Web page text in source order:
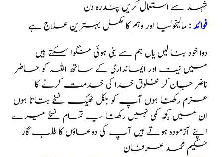
شہد سے استعمال کریں پندرہ دن
فوائد: مالیخولیا اور وہم کا مکمل بہترین علاج ہے
دوا خود بنا لیں یاں ہم سے بنی ہوئی منگوا سکتے ہیں
میں نیت اور ایمانداری کے ساتھ اللہ کو حاضر
ناضر جان کر مخلوق خدا کی خدمت کرنے کا
عزم رکھتا ہوں آپ کو بلکل ٹھیک نسخے بتاتا ہوں
ان میں کچھ کمی نہیں رکھتا یہ تمام نسخے میرے
اپنے آزمودہ ہوتے ہیں آپ کی دوعاؤں کا طلب گار
حکیم محمد عرفان